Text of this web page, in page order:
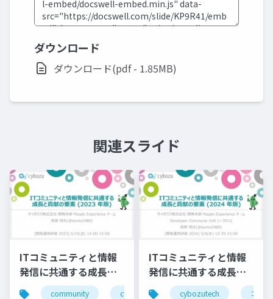
ダウンロード
ダウンロード(pdf - 1.85MB)
関連スライド
ITコミュニティと情報
発信に共通する成長と
貢献の要素(2023年版)
community cybozutech コミュニティ
ITコミュニティと情報
発信に共通する成長と
貢献の要素(2024年版)
cybozutech コミ